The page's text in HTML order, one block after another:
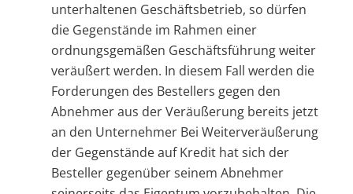
unterhaltenen Geschäftsbetrieb, so dürfen
die Gegenstände im Rahmen einer
ordnungsgemäßen Geschäftsführung weiter
veräußert werden. In diesem Fall werden die
Forderungen des Bestellers gegen den
Abnehmer aus der Veräußerung bereits jetzt
an den Unternehmer Bei Weiterveräußerung
der Gegenstände auf Kredit hat sich der
Besteller gegenüber seinem Abnehmer